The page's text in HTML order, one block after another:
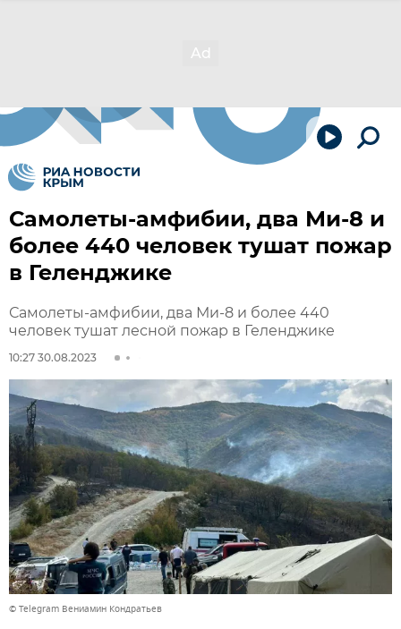
Самолеты-амфибии, два Ми-8 и
более 440 человек тушат пожар
в Геленджике
Самолеты-амфибии, два Ми-8 и более 440
человек тушат лесной пожар в Геленджике
10:27 30.08.2023
© Telegram Вениамин Кондратьев